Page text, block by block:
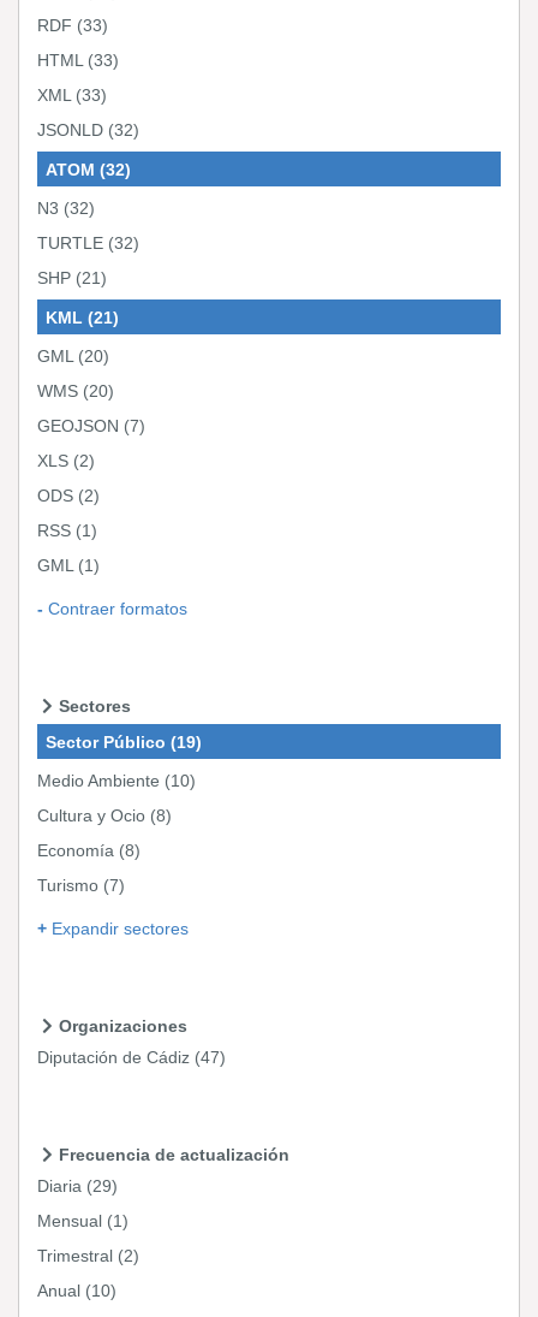
RDF (33)
HTML (33)
XML (33)
JSONLD (32)
ATOM (32)
N3 (32)
TURTLE (32)
SHP (21)
KML (21)
GML (20)
WMS (20)
GEOJSON (7)
XLS (2)
ODS (2)
RSS (1)
GML (1)
Contraer formatos
Sectores
Sector Público (19)
Medio Ambiente (10)
Cultura y Ocio (8)
Economía (8)
Turismo (7)
Expandir sectores
Organizaciones
Diputación de Cádiz (47)
Frecuencia de actualización
Diaria (29)
Mensual (1)
Trimestral (2)
Anual (10)